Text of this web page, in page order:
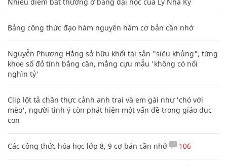
Bảng công thức đạo hàm nguyên hàm cơ bản cần nhớ
Nguyễn Phương Hằng sở hữu khối tài sản "siêu khủng", từng
khoe sổ đỏ tính bằng cân, mắng cựu mẫu 'không có nổi
nghìn tỷ'
Clip lột tả chân thực cảnh anh trai và em gái như 'chó với
mèo', người tinh ý còn phát hiện một vấn đề trong giáo dục
con
Các công thức hóa học lớp 8, 9 cơ bản cần nhớ 106